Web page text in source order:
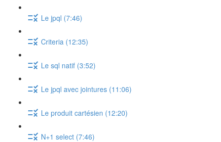
Le jpql (7:46)
Criteria (12:35)
Le sql natif (3:52)
Le jpql avec jointures (11:06)
Le produit cartésien (12:20)
N+1 select (7:46)